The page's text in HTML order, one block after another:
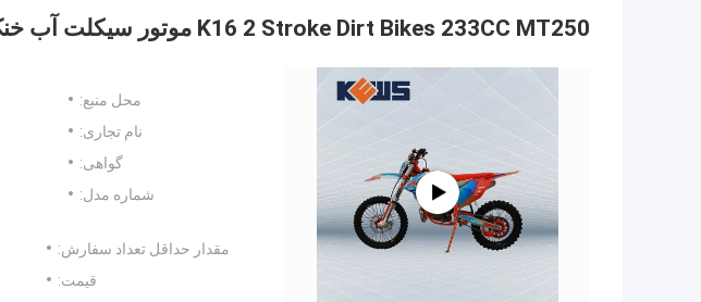
K16 2 Stroke Dirt Bikes 233CC MT250 موتور سیکلت آب خنک
محل منبع:
نام تجاری:
گواهی:
شماره مدل:
مقدار حداقل تعداد سفارش:
قیمت: